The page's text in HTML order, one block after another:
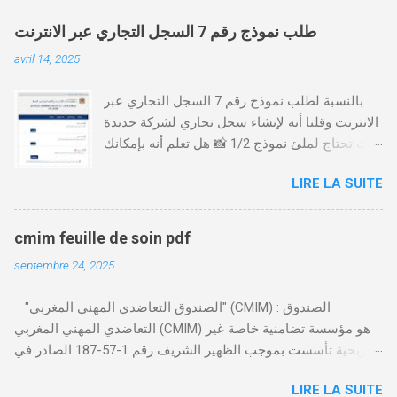
طلب نموذج رقم 7 السجل التجاري عبر الانترنت
avril 14, 2025
بالنسبة لطلب نموذج رقم 7 السجل التجاري عبر
الانترنت وقلنا أنه لإنشاء سجل تجاري لشركة جديدة
أنت تحتاج لملئ نموذج 1/2 📸 هل تعلم أنه بإمكانك
من خلال الموقع التابع لوزارة العدل، بدون الحاجة
للتنقل للمحكمة التجارية
https://servicesenligne.justice.gov.ma كيفية
طلب النموذجين 7 و 9 من الإنترنت في المغرب .
الخطوات: الدخول إلى موقع المحاكم-
المعلومات الشخصية إضافة معلومات الطالب .
دفع واجب الأداء 20 درهم عن طريق البطاقة
البنكية. تأكيد العملية . استلام النموذج في مدة
LIRE LA SUITE
cmim feuille de soin pdf
septembre 24, 2025
"الصندوق التعاضدي المهني المغربي" (CMIM) : الصندوق
التعاضدي المهني المغربي (CMIM) هو مؤسسة تضامنية خاصة غير
ربحية تأسست بموجب الظهير الشريف رقم 1-57-187 الصادر في
المهنية لفائدة الأجراء والعاملين في مختلف المقاولات المغربية. تدير
LIRE LA SUITE